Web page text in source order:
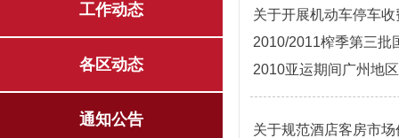
工作动态
各区动态
通知公告
关于开展机动车停车
2010亚运期间广州地
关于规范酒店客房市